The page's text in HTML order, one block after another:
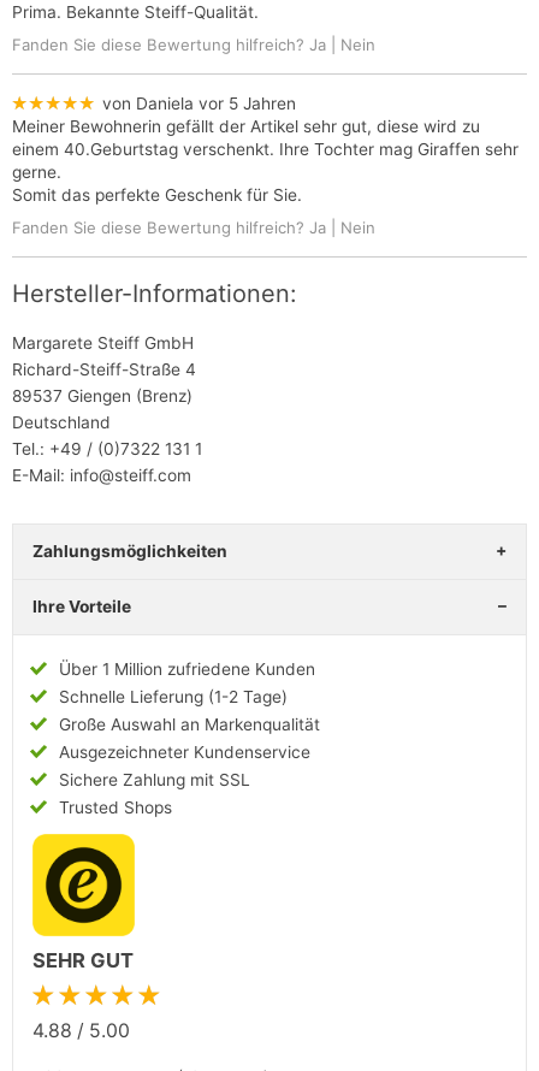
Prima. Bekannte Steiff-Qualität.
Fanden Sie diese Bewertung hilfreich? Ja Nein
★★★★★ von Daniela vor 5 Jahren
Meiner Bewohnerin gefällt der Artikel sehr gut, diese wird zu
einem 40.Geburtstag verschenkt. Ihre Tochter mag Giraffen sehr
gerne.
Somit das perfekte Geschenk für Sie.
Fanden Sie diese Bewertung hilfreich? Ja Nein
Hersteller-Informationen:
Margarete Steiff GmbH
Richard-Steiff-Straße 4
89537 Giengen (Brenz)
Deutschland
Tel.: +49 / (0)7322 131 1
E-Mail: info@steiff.com
Zahlungsmöglichkeiten
Ihre Vorteile
Über 1 Million zufriedene Kunden
Schnelle Lieferung (1-2 Tage)
Große Auswahl an Markenqualität
Ausgezeichneter Kundenservice
Sichere Zahlung mit SSL
Trusted Shops
SEHR GUT
★★★★★
4.88 / 5.00